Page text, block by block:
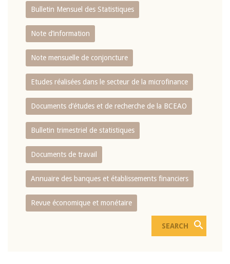
Bulletin Mensuel des Statistiques
Note d’information
Note mensuelle de conjoncture
Etudes réalisées dans le secteur de la microfinance
Documents d’études et de recherche de la BCEAO
Bulletin trimestriel de statistiques
Documents de travail
Annuaire des banques et établissements financiers
Revue économique et monétaire